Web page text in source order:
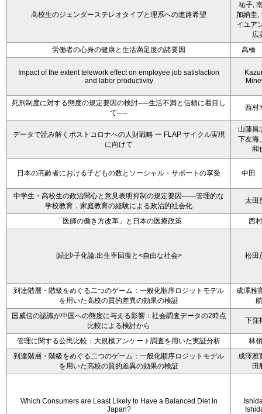
高校生のジェンダーステレオタイプと理系への進路希望
祐子,
加納圭,
イユア
広
労働者の心身の健康と生活満足度の諸要因
高橋
Impact of the extent telework effect on employee job satisfaction
and labor productivity
死刑制度に対する態度の規定要因の検討──生活不満と信頼に着目し
て──
西村
データで読み解くポストコロナへの人財戦略 ー FLAP サイクル実現
に向けて
山藤昌
下友海
和
日本の高齢者における子どもの数とソーシャル・サポートの享受 中田
中学生・高校生の政治関心と意見表明抑制の規定要因――管理的な
学校教育，家庭教育の経験による政治的社会化
太田
「医師の働き方改革」と日本の医療政策 西
[続]少子化論:出生率回復と<自由な社会> 松田
到達階層・階級をめぐる二つのゲーム：一般化順序ロジットモデル
を用いた高校の質的差異の効果の検証
成澤雅
航
国威信の認識が中国への態度に与える影響：社会調査データの2時点
比較による検討から
下窪
管理に関する公民比較：大規模アンケート調査を用いた実証分析
林
到達階層・階級をめぐる二つのゲーム：一般化順序ロジットモデル
を用いた高校の質的差異の効果の検証
成澤雅
田
Which Consumers are Least Likely to Have a Balanced Diet in
Japan?